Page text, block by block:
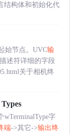
结构体和初始化代
始节点。UVC输
述符详细的字段
关于相机终
wTerminalType字
端->其它->输出终